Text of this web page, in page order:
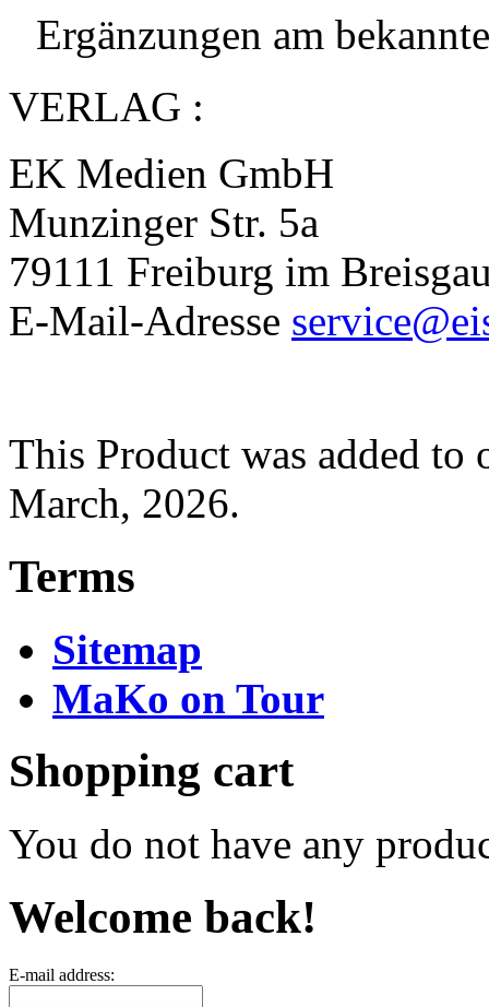
Ergänzungen am
VERLAG :
EK Medien GmbH
Munzinger Str. 5a
79111 Freiburg im
E-Mail-Adresse
This Product was added to
March, 2026.
Terms
Sitemap
MaKo on Tour
Shopping cart
You do not have any
Welcome back!
E-mail address: